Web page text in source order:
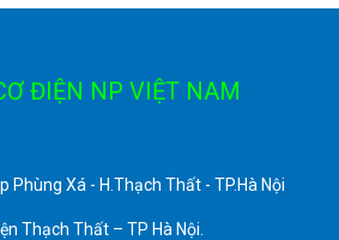
ĐIỆN NP VIỆT NAM
Phùng Xá - H.Thạch Thất - TP.Hà Nội
Thạch Thất – TP Hà Nội.